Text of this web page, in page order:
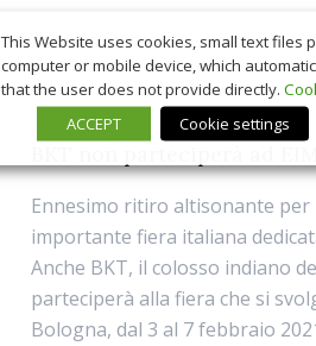
Ennesimo ritiro altisonante
importante fiera italiana
Anche BKT, il colosso indiano
parteciperà alla fiera che si
Bologna, dal 3 al 7 febbraio
This Website uses cookies, small text files
computer or mobile device, which
that the user does not provide directly.
ACCEPT
Cookie settings